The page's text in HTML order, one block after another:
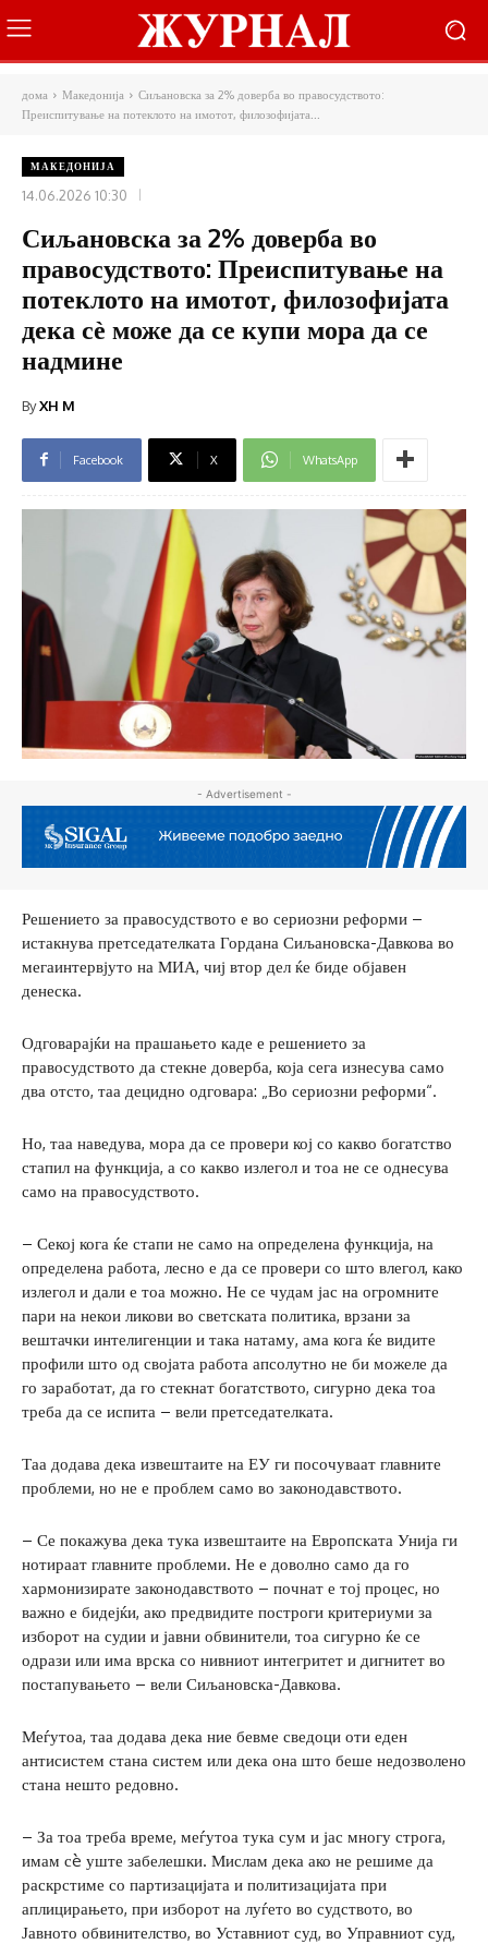
дома Македонија
Сиљановска за 2% доверба во правосудството:
Преиспитување на потеклото на имотот, филозофијата...
МАКЕДОНИЈА
14.06.2026 10:30
Сиљановска за 2% доверба во
правосудството: Преиспитување на
потеклото на имотот, филозофијата
дека сѐ може да се купи мора да се
надмине
ByXH M
Facebook X WhatsApp
- Advertisement -
Решението за правосудството е во сериозни реформи –
истакнува претседателката Гордана Сиљановска-Давкова во
мегаинтервјуто на МИА, чиј втор дел ќе биде објавен
денеска.
Одговарајќи на прашањето каде е решението за
правосудството да стекне доверба, која сега изнесува само
два отсто, таа децидно одговара: „Во сериозни реформи“.
Но, таа наведува, мора да се провери кој со какво богатство
стапил на функција, а со какво излегол и тоа не се однесува
само на правосудството.
– Секој кога ќе стапи не само на определена функција, на
определена работа, лесно е да се провери со што влегол, како
излегол и дали е тоа можно. Не се чудам јас на огромните
пари на некои ликови во светската политика, врзани за
вештачки интелигенции и така натаму, ама кога ќе видите
профили што од својата работа апсолутно не би можеле да
го заработат, да го стекнат богатството, сигурно дека тоа
треба да се испита – вели претседателката.
Таа додава дека извештаите на ЕУ ги посочуваат главните
проблеми, но не е проблем само во законодавството.
– Се покажува дека тука извештаите на Европската Унија ги
нотираат главните проблеми. Не е доволно само да го
хармонизирате законодавството – почнат е тој процес, но
важно е бидејќи, ако предвидите построги критериуми за
изборот на судии и јавни обвинители, тоа сигурно ќе се
одрази или има врска со нивниот интегритет и дигнитет во
постапувањето – вели Сиљановска-Давкова.
Меѓутоа, таа додава дека ние бевме сведоци оти еден
антисистем стана систем или дека она што беше недозволено
стана нешто редовно.
– За тоа треба време, меѓутоа тука сум и јас многу строга,
имам сè уште забелешки. Мислам дека ако не решиме да
раскрстиме со партизацијата и политизацијата при
аплицирањето, при изборот на луѓето во судството, во
Јавното обвинителство, во Уставниот суд, во Управниот суд,